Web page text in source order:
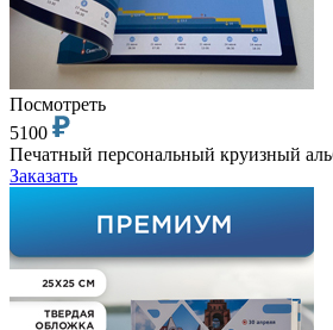
Посмотреть
5100
Печатный персональный круизный
Заказать